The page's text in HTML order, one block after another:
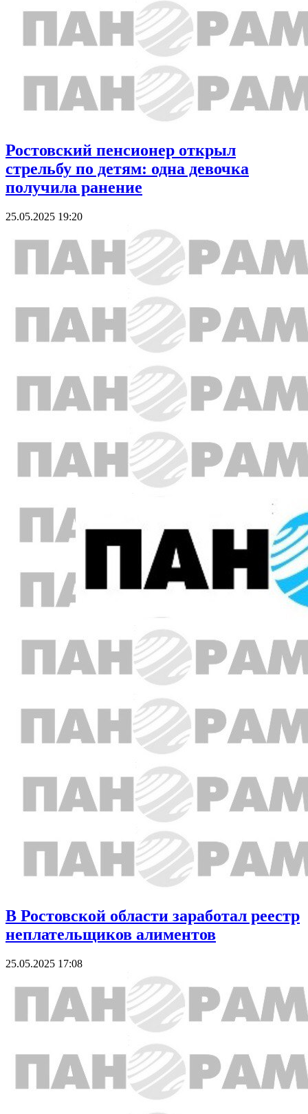
Ростовский пенсионер открыл
стрельбу по детям: одна девочка
получила ранение
25.05.2025 19:20
В Ростовской области заработал реестр
неплательщиков алиментов
25.05.2025 17:08